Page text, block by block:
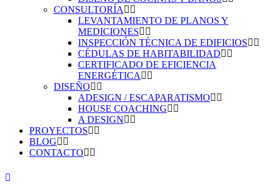
CONSULTORÍA
LEVANTAMIENTO DE PLANOS Y
MEDICIONES
INSPECCIÓN TÉCNICA DE EDIFICIOS
CÉDULAS DE HABITABILIDAD
CERTIFICADO DE EFICIENCIA
ENERGÉTICA
DISEÑO
ADESIGN / ESCAPARATISMO
HOUSE COACHING
A DESIGN
PROYECTOS
BLOG
CONTACTO